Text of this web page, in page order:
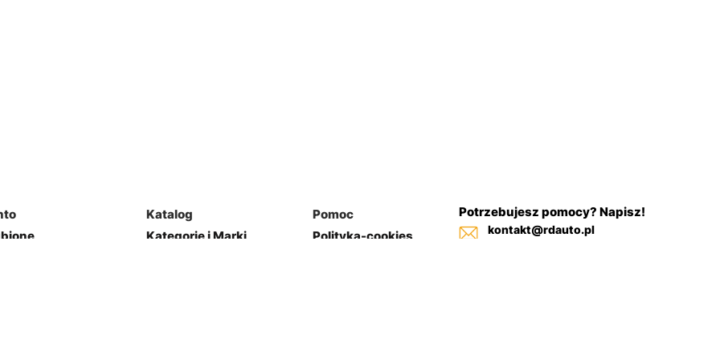
Katalog
Kategorie i Marki
Pomoc
Polityka-cookies
Potrzebujesz pomocy? Napisz!
kontakt@rdauto.pl